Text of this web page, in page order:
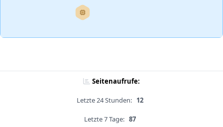
Seitenaufrufe:
Letzte 24 Stunden: 12
Letzte 7 Tage: 87